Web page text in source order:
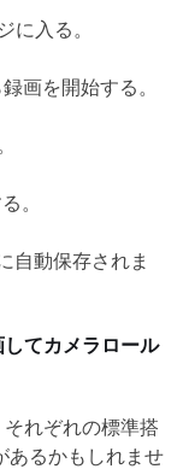
に入る。
画を開始する。
。
自動保存されま
てカメラロール
れぞれの標準搭
あるかもしれませ